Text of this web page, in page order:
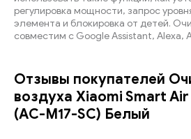
регулировка мощности, запрос
элемента и блокировка от детей.
совместим с Google Assistant, Alexa,
Отзывы покупателей
воздуха Xiaomi Smart
(AC-M17-SC) Белый